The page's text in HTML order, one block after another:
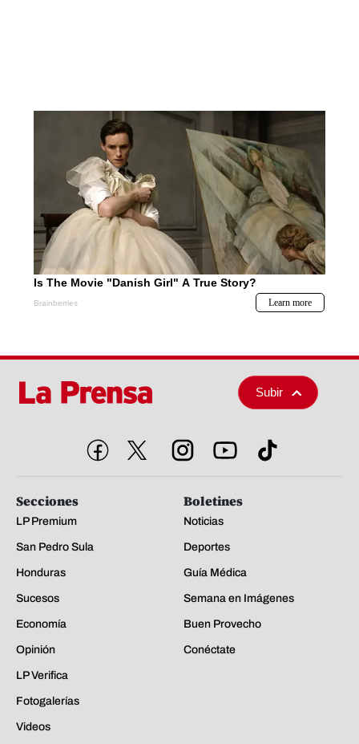
Subir
Secciones
LP Premium
San Pedro Sula
Honduras
Sucesos
Economía
Opinión
LP Verifica
Fotogalerías
Videos
Boletines
Noticias
Deportes
Guía Médica
Semana en Imágenes
Buen Provecho
Conéctate